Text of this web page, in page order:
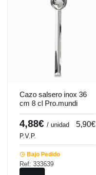
Cazo salsero inox 36
cm 8 cl Pro.mundi
4,88€ / unidad 5,90€
P.V.P.
Bajo Pedido
Ref: 333639